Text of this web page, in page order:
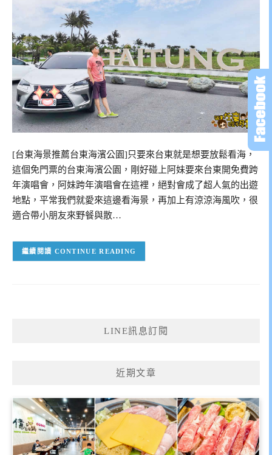
[台東海景推薦台東海濱公園]只要來台東就是想要放鬆看海，
這個免門票的台東海濱公園，剛好碰上阿妹要來台東開免費跨
年演唱會，阿妹跨年演唱會在這裡，絕對會成了超人氣的出遊
地點，平常我們就愛來這邊看海景，再加上有涼涼海風吹，很
適合帶小朋友來野餐與散…
CONTINUE READING
LINE訊息訂閱
近期文章